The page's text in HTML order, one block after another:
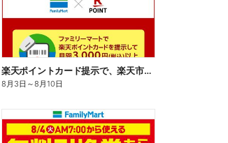
楽天ポイントカード提示で、楽天市場でのお買い物がおトクに!
8月3日 ～8月10日